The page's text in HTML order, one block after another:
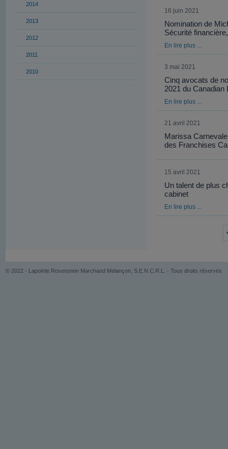
2014
2013
2012
2011
2010
16 juin 2021
Nomination de
Sécurité
En lire plus ...
3 mai 2021
Cinq avocats de
2021 du
En lire plus ...
21 avril 2021
Marissa
des Franchises
15 avril 2021
Un talent de plus
cabinet
En lire plus ...
© 2022 - Lapointe Rosenstein Marchand Melançon, S.E.N.C.R.L. - Tous droits réservés